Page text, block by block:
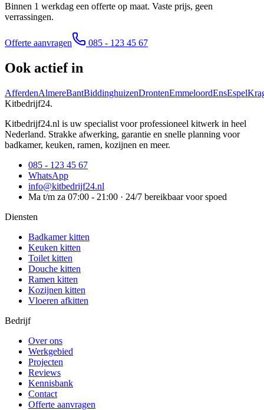
Binnen 1 werkdag een offerte op maat. Vaste prijs, geen
verrassingen.
Offerte aanvragen 085 - 123 45 67
Ook actief in
AfferdenAlmereBantBiddinghuizenDrontenEmmeloordEnsEspel
Kitbedrijf24.
Kitbedrijf24.nl is uw specialist voor professioneel kitwerk in heel
Nederland. Strakke afwerking, garantie en snelle planning voor
badkamer, keuken, ramen, kozijnen en meer.
085 - 123 45 67
WhatsApp
info@kitbedrijf24.nl
Ma t/m za 07:00 - 21:00 · 24/7 bereikbaar voor spoed
Diensten
Badkamer kitten
Keuken kitten
Toilet kitten
Douche kitten
Ramen kitten
Kozijnen kitten
Vloeren afkitten
Bedrijf
Over ons
Werkgebied
Projecten
Reviews
Kennisbank
Contact
Offerte aanvragen